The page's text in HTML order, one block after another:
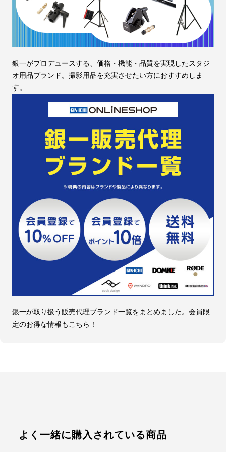
銀一がプロデュースする、価格・機能・品質を実現したスタジ
オ用品ブランド。撮影用品を充実させたい方におすすめしま
す。
銀一が取り扱う販売代理ブランド一覧をまとめました。会員限
定のお得な情報もこちら！
よく一緒に購入されている商品